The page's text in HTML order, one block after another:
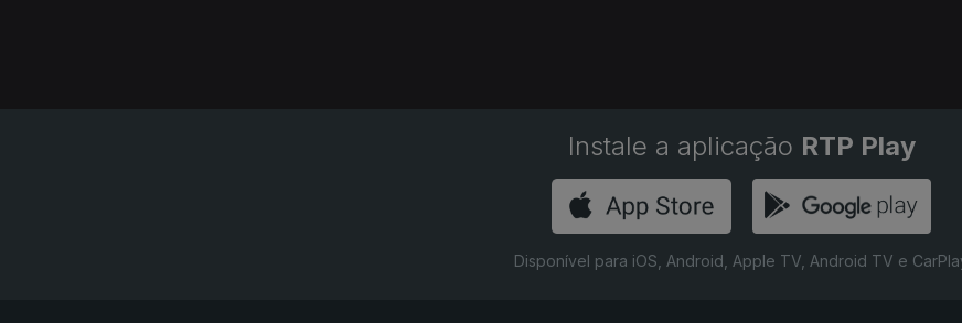
Instale a aplicação RTP Play
Disponível para iOS, Android, Apple TV, Android TV e